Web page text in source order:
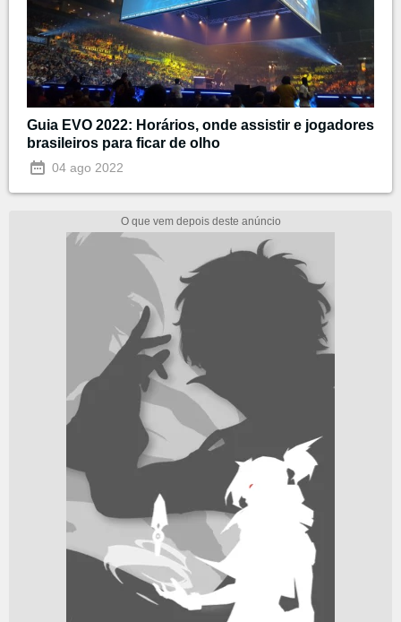
Guia EVO 2022: Horários, onde assistir e jogadores
brasileiros para ficar de olho
04 ago 2022